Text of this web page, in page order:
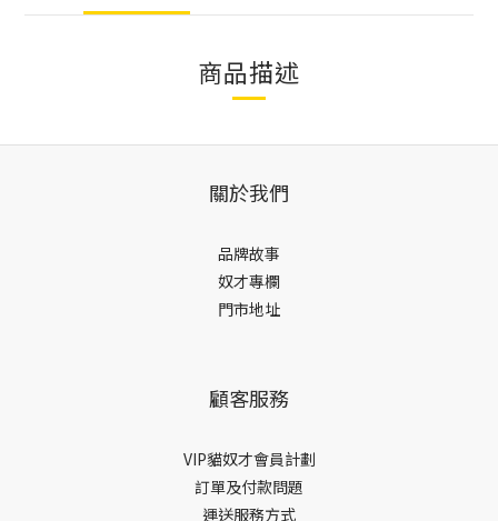
商品描述
關於我們
品牌故事
奴才專欄
門市地址
顧客服務
VIP貓奴才會員計劃
訂單及付款問題
運送服務方式